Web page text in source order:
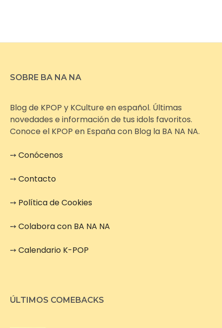
SOBRE BA NA NA
Blog de KPOP y KCulture en español. Últimas
novedades e información de tus idols favoritos.
Conoce el KPOP en España con Blog la BA NA NA.
➙Conócenos
➙Contacto
➙ Política de Cookies
➙Colabora con BA NA NA
➙Calendario K-POP
ÚLTIMOS COMEBACKS